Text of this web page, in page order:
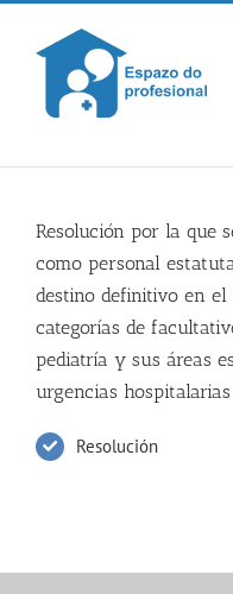
Skip
content
Resolución por la que
como personal
destino definitivo en el
categorías de
pediatría y sus áreas
urgencias hospitalarias
Resolución